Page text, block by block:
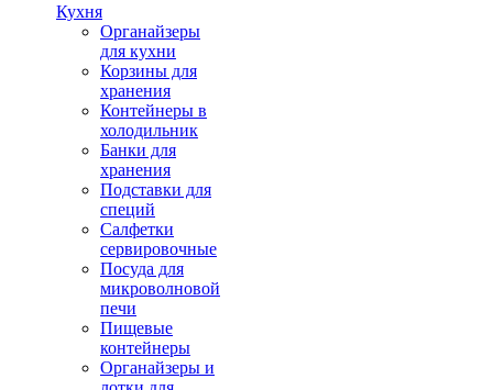
Кухня
Органайзеры
для кухни
Корзины для
хранения
Контейнеры в
холодильник
Банки для
хранения
Подставки для
специй
Салфетки
сервировочные
Посуда для
микроволновой
печи
Пищевые
контейнеры
Органайзеры и